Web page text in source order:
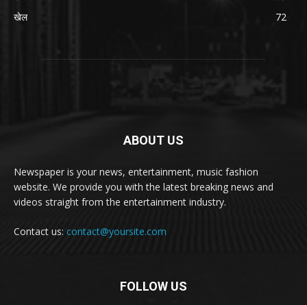
खेल
72
ABOUT US
Newspaper is your news, entertainment, music fashion
website. We provide you with the latest breaking news and
videos straight from the entertainment industry.
Contact us: contact@yoursite.com
FOLLOW US